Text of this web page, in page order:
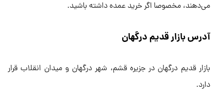
می‌دهند، مخصوصا اگر خرید عمده داشته باشید.
آدرس بازار قدیم درگهان
بازار قدیم درگهان در جزیره قشم، شهر درگهان و میدان انقلاب قرار
دارد.